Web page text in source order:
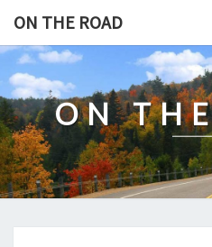
content
ON THE ROAD
ON